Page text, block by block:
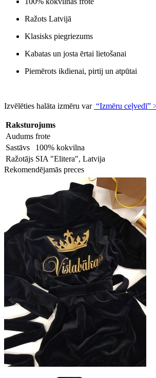
Ražots Latvijā
Klasisks piegriezums
Kabatas un josta ērtai lietošanai
Piemērots ikdienai, pirtij un atpūtai
Izvēlēties halāta izmēru var “Izmēru ceļvedī”
Raksturojums
Audums frote
Sastāvs
100% kokvilna
Ražotājs SIA "Elitera", Latvija
Rekomendējamās preces